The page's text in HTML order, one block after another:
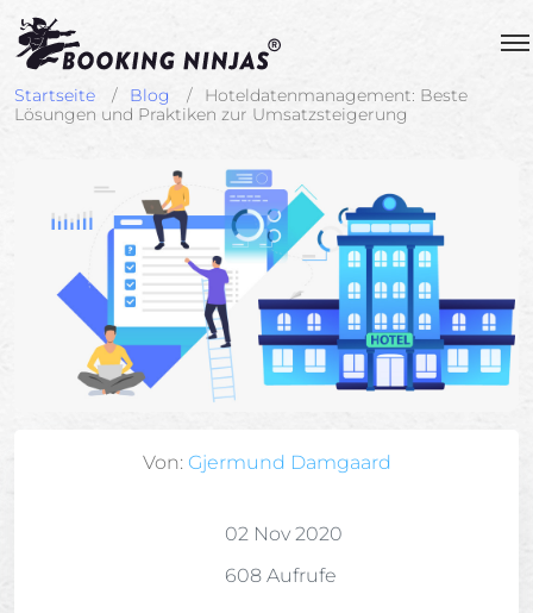
Startseite Blog
Hoteldatenmanagement: Beste
Lösungen und Praktiken zur Umsatzsteigerung
Von: Gjermund Damgaard
02 Nov 2020
608 Aufrufe